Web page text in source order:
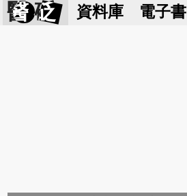
醫 砭 資料庫 電子書